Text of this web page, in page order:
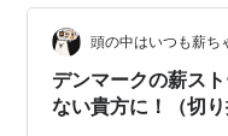
で、夏も室内は結構
に綺麗にしたので、視
ーナーの中には、ガ
頭の中はいつも薪ち
デンマークの薪ス
ない貴方に！（切り